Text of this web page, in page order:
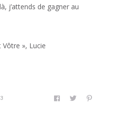
j’attends de gagner au
», Lucie